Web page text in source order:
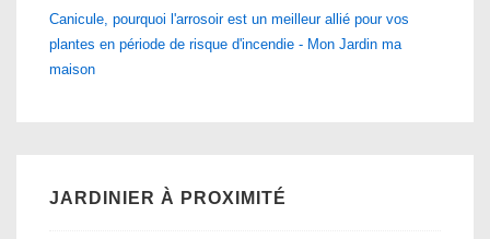
Canicule, pourquoi l'arrosoir est un meilleur allié pour vos
plantes en période de risque d'incendie - Mon Jardin ma
maison
JARDINIER À PROXIMITÉ